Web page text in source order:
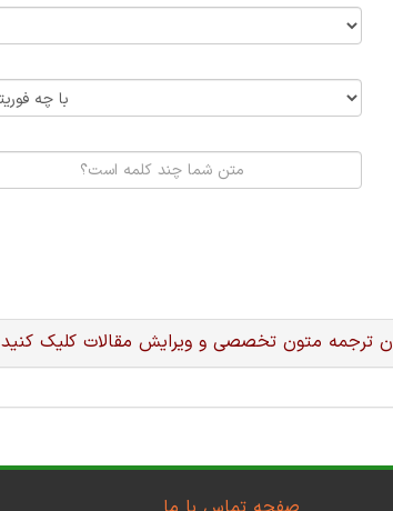
ترجمه متون تخصصی و ویرایش مقالات کلیک کنید